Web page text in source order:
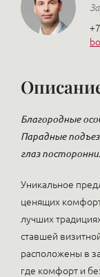
Благородные
Парадные
глаз
Уникальное
ценящих комфорт
лучших
ставшей
расположены в
где комфорт и